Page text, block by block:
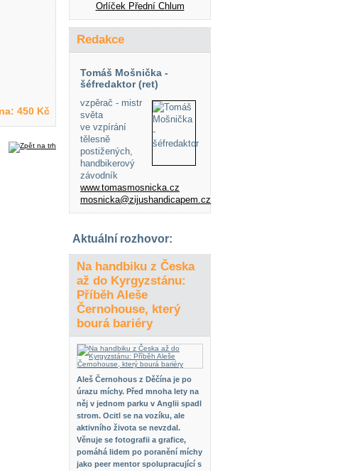
450 Kč
Orlíček Přední Chlum
Redakce
Tomáš Mošnička -
šéfredaktor (ret)
vzpěrač - mistr
světa
ve vzpírání
tělesně
postižených,
handbikerový
závodník
www.tomasmosnicka.cz
mosnicka@zijushandicapem.cz
Aktuální rozhovor:
Na handbiku z Česka
až do Kyrgyzstánu:
Příběh Aleše
Černohouse, který
bourá bariéry
Aleš Černohous z Děčína je po
úrazu míchy. Před mnoha lety na
něj v jednom parku v Anglii spadl
strom. Ocitl se na vozíku, ale
aktivního života se nevzdal.
Věnuje se fotografii a grafice,
pomáhá lidem po poranění míchy
jako peer mentor spolupracující s